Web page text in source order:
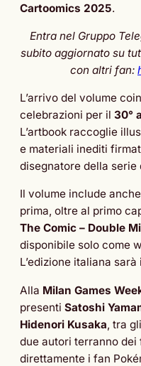
Cartoomics 2025.
Entra nel Gruppo
subito aggiornato su
con altri fan:
L’arrivo del volume
celebrazioni per il 30°
L’artbook raccoglie
e materiali inediti
disegnatore della serie
Il volume include
prima, oltre al primo
The Comic – Double
disponibile solo come
L’edizione italiana
Alla Milan Games
presenti Satoshi
Hidenori Kusaka, tra
due autori terranno
direttamente i fan